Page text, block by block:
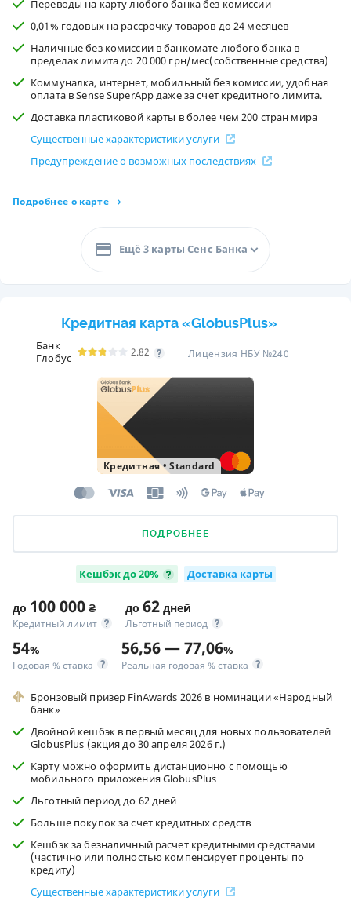
Переводы на карту любого банка без комиссии
0,01% годовых на рассрочку товаров до 24 месяцев
Наличные без комиссии в банкомате любого банка в
пределах лимита до 20 000 грн/мес(собственные средства)
Коммуналка, интернет, мобильный без комиссии, удобная
оплата в Sense SuperApp даже за счет кредитного лимита.
Доставка пластиковой карты в более чем 200 стран мира
Существенные характеристики услуги
Предупреждение о возможных последствиях
Подробнее о карте
Ещё 3 карты Сенс Банка
Кредитная карта «GlobusPlus»
Банк
Глобус
2.82 Лицензия НБУ №240
Кредитная•Standard
ПОДРОБНЕЕ
Кешбэк до 20% Доставка карты
до 100 000 ₴
Кредитный лимит
до 62 дней
Льготный период
54%
Годовая % ставка
56,56 — 77,06%
Реальная годовая % ставка
Бронзовый призер FinAwards 2026 в номинации «Народный
банк»
Двойной кешбэк в первый месяц для новых пользователей
GlobusPlus (акция до 30 апреля 2026 г.)
Карту можно оформить дистанционно с помощью
мобильного приложения GlobusPlus
Льготный период до 62 дней
Больше покупок за счет кредитных средств
Кешбэк за безналичный расчет кредитными средствами
(частично или полностью компенсирует проценты по
кредиту)
Существенные характеристики услуги